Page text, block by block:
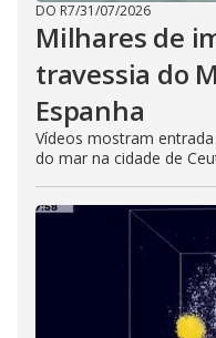
DO R7/31/07/2026
Milhares de
travessia do
Espanha
Vídeos mostram
do mar na cidade de